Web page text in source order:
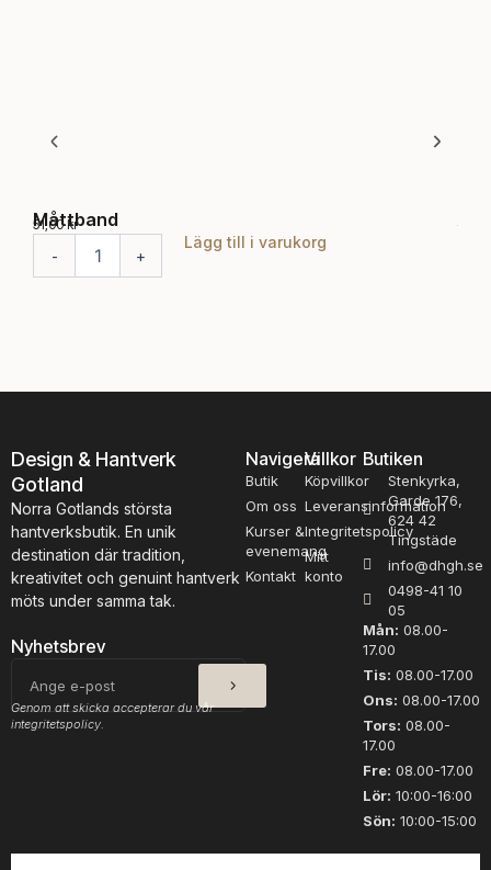
Måttband
51,00kr
-
d
n
g
d
+
Lägg till i varukorg
i
n
å
r
m
d
Design & Hantverk
Gotland
Norra Gotlands största
hantverksbutik. En unik
destination där tradition,
kreativitet och genuint hantverk
möts under samma tak.
Nyhetsbrev
post
SKICKA
Genom att skicka accepterar du vår
integritetspolicy.
Navigera
Butik
Om oss
Kurser &
evenemang
Kontakt
Villkor
Köpvillkor
Leveransinformation
Integritetspolicy
Mitt
konto
Butiken
Stenkyrka,
Garde 176,
624 42
Tingstäde
info@dhgh.se
0498-41 10
05
Mån: 08.00-
17.00
Tis: 08.00-17.00
Ons: 08.00-17.00
Tors: 08.00-
17.00
Fre: 08.00-17.00
Lör: 10:00-16:00
Sön: 10:00-15:00